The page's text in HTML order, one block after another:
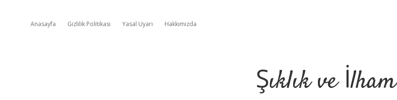
Anasayfa Gizlilik Politikası Yasal Uyarı Hakkımızda
Şıklık ve İlham